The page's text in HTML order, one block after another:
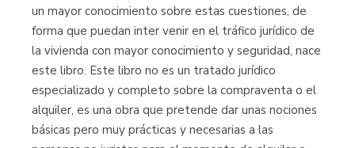
un mayor conocimiento sobre estas cuestiones, de
forma que puedan inter venir en el tráfico jurídico de
la vivienda con mayor conocimiento y seguridad, nace
este libro. Este libro no es un tratado jurídico
especializado y completo sobre la compraventa o el
alquiler, es una obra que pretende dar unas nociones
básicas pero muy prácticas y necesarias a las